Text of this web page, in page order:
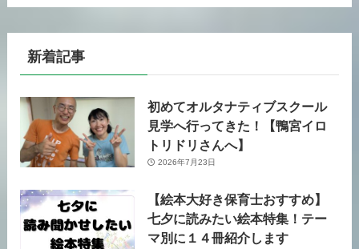
新着記事
初めてオルタナティブスクール
見学へ行ってきた！【鴨宮イロ
トリドリさんへ】
2026年7月23日
【絵本大好き保育士おすすめ】
七夕に読みたい絵本特集！テー
マ別に１４冊紹介します